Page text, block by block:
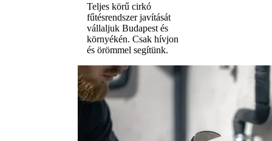
Teljes körű cirkó
fűtésrendszer javítását
vállaljuk Budapest és
környékén. Csak hívjon
és örömmel segítünk.